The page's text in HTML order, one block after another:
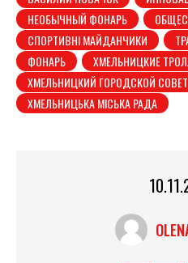
НЕОБЫЧНЫЙ ФОНАРЬ
СПОРТИВНІ МАЙДАНЧИКИ
ФОНАРЬ
ХМЕЛЬНИЦКИЕ
ХМЕЛЬНИЦКИЙ ГОРОДСКОЙ СОВЕТ
ХМЕЛЬНИЦЬКА МІСЬКА РАДА